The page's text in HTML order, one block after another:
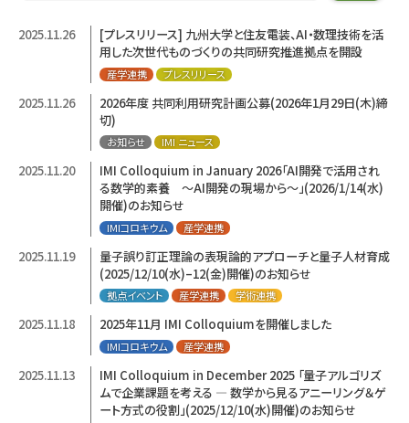
2025.11.26
[プレスリリース] 九州大学と住友電装、AI・数理技術を活
用した次世代ものづくりの共同研究推進拠点を開設
産学連携 プレスリリース
2025.11.26
2026年度 共同利用研究計画公募(2026年1月29日(木)締
切)
お知らせ IMI ニュース
2025.11.20
IMI Colloquium in January 2026「AI開発で活用され
る数学的素養 ～AI開発の現場から～」(2026/1/14(水)
開催)のお知らせ
IMIコロキウム 産学連携
2025.11.19
量子誤り訂正理論の表現論的アプローチと量子人材育成
(2025/12/10(水)–12(金)開催)のお知らせ
拠点イベント 産学連携 学術連携
2025.11.18 2025年11月 IMI Colloquiumを開催しました
IMIコロキウム 産学連携
2025.11.13
IMI Colloquium in December 2025 「量子アルゴリズ
ムで企業課題を考える ― 数学から見るアニーリング＆ゲ
ート方式の役割」(2025/12/10(水)開催)のお知らせ